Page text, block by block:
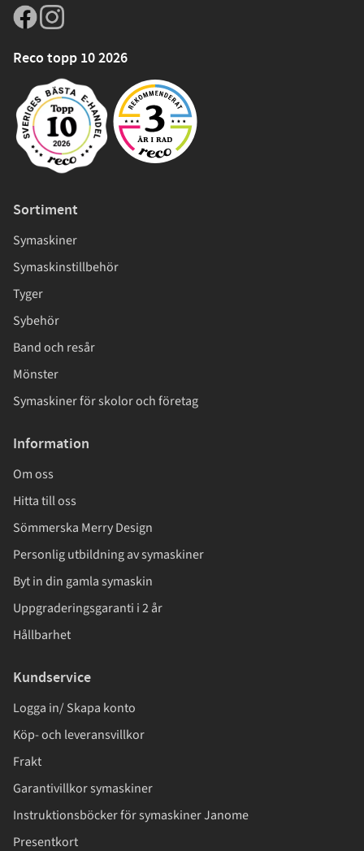
Reco topp 10 2026
Sortiment
Symaskiner
Symaskinstillbehör
Tyger
Sybehör
Band och resår
Mönster
Symaskiner för skolor och företag
Information
Om oss
Hitta till oss
Sömmerska Merry Design
Personlig utbildning av symaskiner
Byt in din gamla symaskin
Uppgraderingsgaranti i 2 år
Hållbarhet
Kundservice
Logga in/ Skapa konto
Köp- och leveransvillkor
Frakt
Garantivillkor symaskiner
Instruktionsböcker för symaskiner Janome
Presentkort